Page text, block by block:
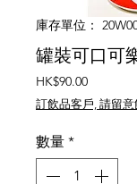
庫存單位：
罐裝可口可
HK$90.00價
格
訂飲品客戶, 請留
數量 *